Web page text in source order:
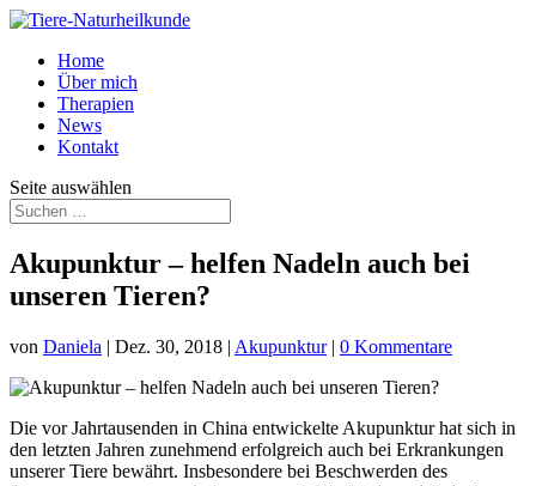
Home
Über mich
Therapien
News
Kontakt
Seite auswählen
Akupunktur – helfen Nadeln auch bei
unseren Tieren?
von Daniela | Dez. 30, 2018 | Akupunktur| 0 Kommentare
Die vor Jahrtausenden in China entwickelte Akupunktur hat sich in
den letzten Jahren zunehmend erfolgreich auch bei Erkrankungen
unserer Tiere bewährt. Insbesondere bei Beschwerden des